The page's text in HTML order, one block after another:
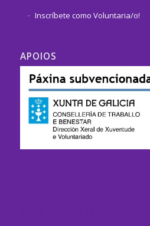
Inscríbete como Voluntaria/o!
APOIOS